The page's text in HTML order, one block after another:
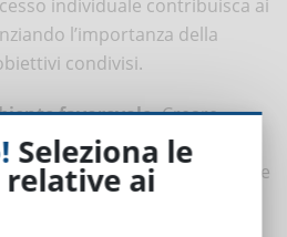
individuale contribuisca ai
l’importanza della
condivisi.
favorevole.Creare
si sentano sostenuti
dai loro colleghi e incoraggiare
reciproco.
Seleziona le
ai